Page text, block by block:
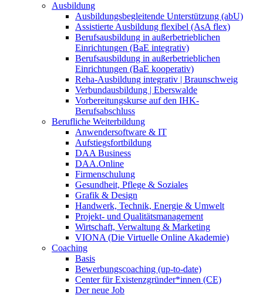
Ausbildung
Ausbildungsbegleitende Unterstützung (abU)
Assistierte Ausbildung flexibel (AsA flex)
Berufsausbildung in außerbetrieblichen
Einrichtungen (BaE integrativ)
Berufsausbildung in außerbetrieblichen
Einrichtungen (BaE kooperativ)
Reha-Ausbildung integrativ | Braunschweig
Verbundausbildung | Eberswalde
Vorbereitungskurse auf den IHK-
Berufsabschluss
Berufliche Weiterbildung
Anwendersoftware & IT
Aufstiegsfortbildung
DAA Business
DAA.Online
Firmenschulung
Gesundheit, Pflege & Soziales
Grafik & Design
Handwerk, Technik, Energie & Umwelt
Projekt- und Qualitätsmanagement
Wirtschaft, Verwaltung & Marketing
VIONA (Die Virtuelle Online Akademie)
Coaching
Basis
Bewerbungscoaching (up-to-date)
Center für Existenzgründer*innen (CE)
Der neue Job